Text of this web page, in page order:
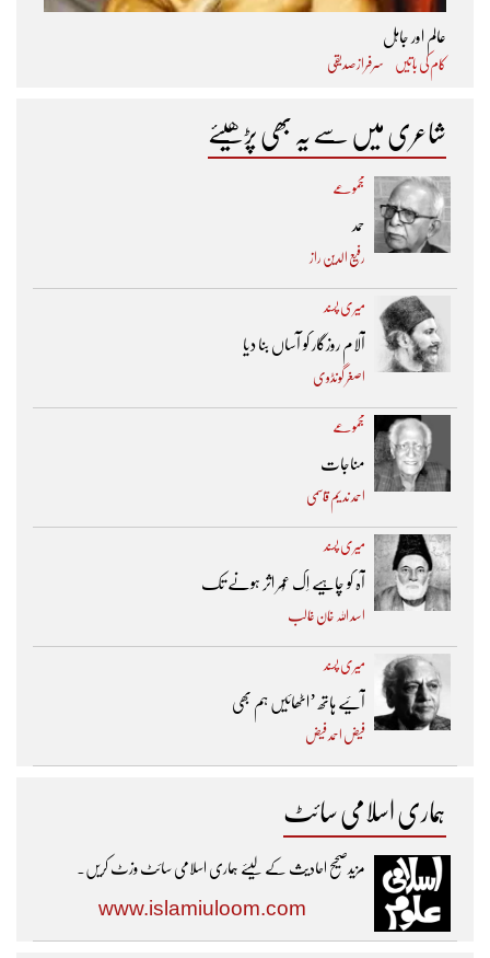
عالم اور جاہل
کام کی باتیں سرفراز صدیقی
شاعری میں سے یہ بھی پڑھیئے
مجموعے
حمد
رفیع الدین راز
میری پسند
آلام روزگار کو آساں بنا دیا
اصغر گونڈوی
مجموعے
مناجات
احمد ندیم قاسمی
میری پسند
آہ کو چاہیے اِک عُمر اثر ہونے تک ​
اسد اللہ خان غالب
میری پسند
آئیے ہاتھ ’اٹھائیں ہم بھی
فیض احمد فیض
ہماری اسلامی سائٹ
مزیدصحیح احادیث کے لیئے ہماری اسلامی سائٹ وزٹ کریں۔
www.islamiuloom.com